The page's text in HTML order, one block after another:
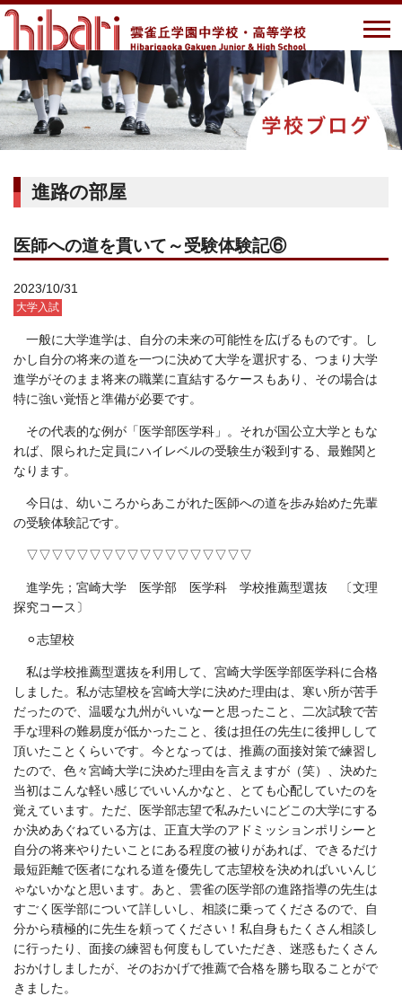
進路の部屋
医師への道を貫いて～受験体験記⑥
2023/10/31
大学入試
一般に大学進学は、自分の未来の可能性を広げるものです。し
かし自分の将来の道を一つに決めて大学を選択する、つまり大学
進学がそのまま将来の職業に直結するケースもあり、その場合は
特に強い覚悟と準備が必要です。
その代表的な例が「医学部医学科」。それが国公立大学ともな
れば、限られた定員にハイレベルの受験生が殺到する、最難関と
なります。
今日は、幼いころからあこがれた医師への道を歩み始めた先輩
の受験体験記です。
▽▽▽▽▽▽▽▽▽▽▽▽▽▽▽▽▽▽
進学先；宮崎大学 医学部 医学科 学校推薦型選抜 〔文理
探究コース〕
⚪志望校
私は学校推薦型選抜を利用して、宮崎大学医学部医学科に合格
しました。私が志望校を宮崎大学に決めた理由は、寒い所が苦手
だったので、温暖な九州がいいなーと思ったこと、二次試験で苦
手な理科の難易度が低かったこと、後は担任の先生に後押しして
頂いたことくらいです。今となっては、推薦の面接対策で練習し
たので、色々宮崎大学に決めた理由を言えますが（笑）、決めた
当初はこんな軽い感じでいいんかなと、とても心配していたのを
覚えています。ただ、医学部志望で私みたいにどこの大学にする
か決めあぐねている方は、正直大学のアドミッションポリシーと
自分の将来やりたいことにある程度の被りがあれば、できるだけ
最短距離で医者になれる道を優先して志望校を決めればいいんじ
ゃないかなと思います。あと、雲雀の医学部の進路指導の先生は
すごく医学部について詳しいし、相談に乗ってくださるので、自
分から積極的に先生を頼ってください！私自身もたくさん相談し
に行ったり、面接の練習も何度もしていただき、迷惑もたくさん
おかけしましたが、そのおかげで推薦で合格を勝ち取ることがで
きました。